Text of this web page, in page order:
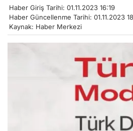
Haber Giriş Tarihi: 01.11.2023 16:19
Haber Güncellenme Tarihi: 01.11.2023
Kaynak: Haber Merkezi